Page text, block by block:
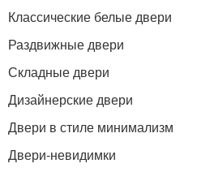
Классические белые двери
Раздвижные двери
Складные двери
Дизайнерские двери
Двери в стиле минимализм
Двери-невидимки